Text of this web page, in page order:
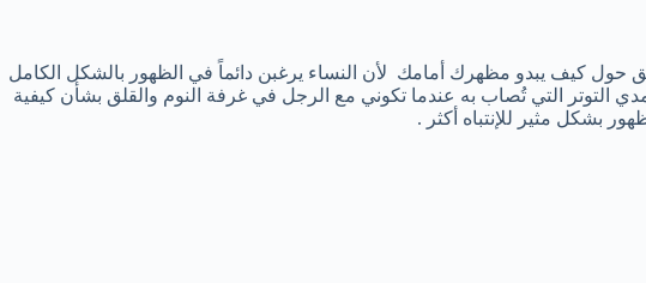
حول كيف يبدو مظهرك أمامك لأن النساء يرغبن دائماً في الظهور بالشكل الكامل
التوتر التي تُصاب به عندما تكوني مع الرجل في غرفة النوم والقلق بشأن كيفية
بشكل مثير للإنتباه أكثر .